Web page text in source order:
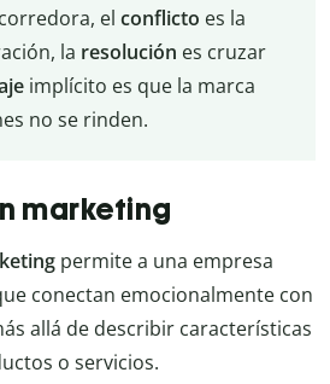
el conflicto es la
la resolución es cruzar
implícito es que la marca
no se rinden.
marketing
permite a una empresa
conectan emocionalmente con
allá de describir características
o servicios.